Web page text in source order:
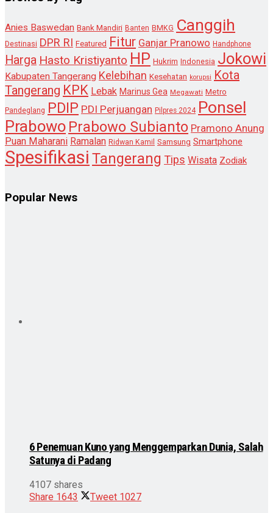
Anies Baswedan Bank Mandiri Banten BMKG Canggih
Destinasi DPR RI Featured Fitur Ganjar Pranowo Handphone
Harga Hasto Kristiyanto HP Hukrim Indonesia Jokowi
Kabupaten Tangerang Kelebihan Kesehatan korupsi Kota
Tangerang KPK Lebak Marinus Gea Megawati Metro
Pandeglang PDIP PDI Perjuangan Pilpres 2024 Ponsel
Prabowo Prabowo Subianto Pramono Anung
Puan Maharani Ramalan Ridwan Kamil Samsung Smartphone
Spesifikasi Tangerang Tips Wisata Zodiak
Popular News
6 Penemuan Kuno yang Menggemparkan Dunia, Salah
Satunya di Padang
4107 shares
Share 1643 Tweet 1027